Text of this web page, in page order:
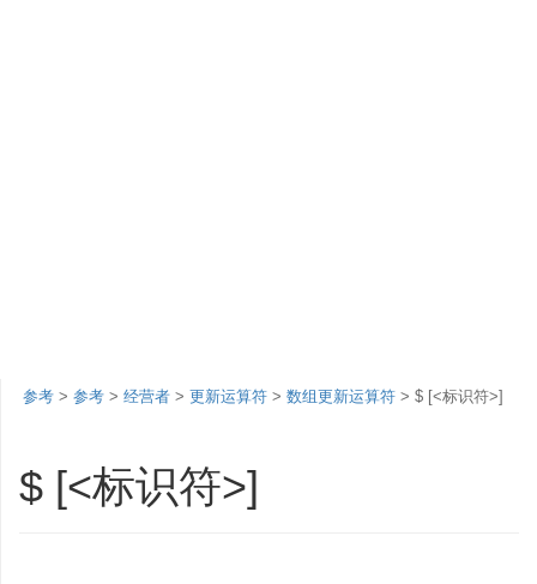
参考 > 参考 > 经营者 > 更新运算符 > 数组更新运算符 > $ [<标识符>]
$ [<标识符>]